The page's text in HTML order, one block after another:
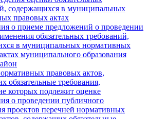
содержащихся в муниципальных
правовых актах
о приеме предложений о проведении
обязательных требований,
в муниципальных нормативных
муниципального образования
правовых актов,
обязательные требования,
которых подлежит оценке
о проведении публичного
проектов перечней нормативных